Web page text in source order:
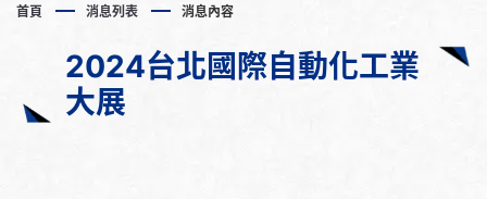
首頁 消息列表 消息內容
2024台北國際自動化工業
大展